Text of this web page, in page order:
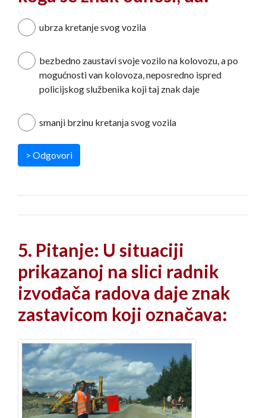
ubrza kretanјe svog vozila
bezbedno zaustavi svoje vozilo na kolovozu, a po
mogućnosti van kolovoza, neposredno ispred
policijskog službenika koji taj znak daje
smanјi brzinu kretanјa svog vozila
> Odgovori
5. Pitanje: U situaciji
prikazanoj na slici radnik
izvođača radova daje znak
zastavicom koji označava: